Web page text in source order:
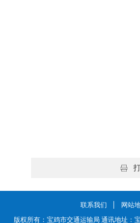
联系我们
网站
版权所有：宝鸡市交通运输局 通讯地址：